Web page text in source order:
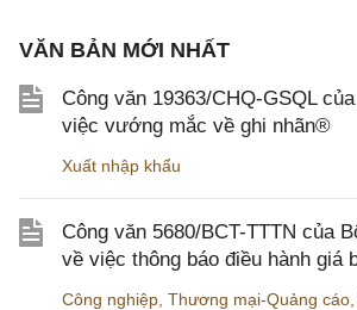
VĂN BẢN MỚI NHẤT
Công văn 19363/CHQ-GSQL
việc vướng mắc về ghi nhãn®
Xuất nhập khẩu
Công văn 5680/BCT-TTTN của
về việc thông báo điều hành giá
Công nghiệp Thương mại-Quảng cáo